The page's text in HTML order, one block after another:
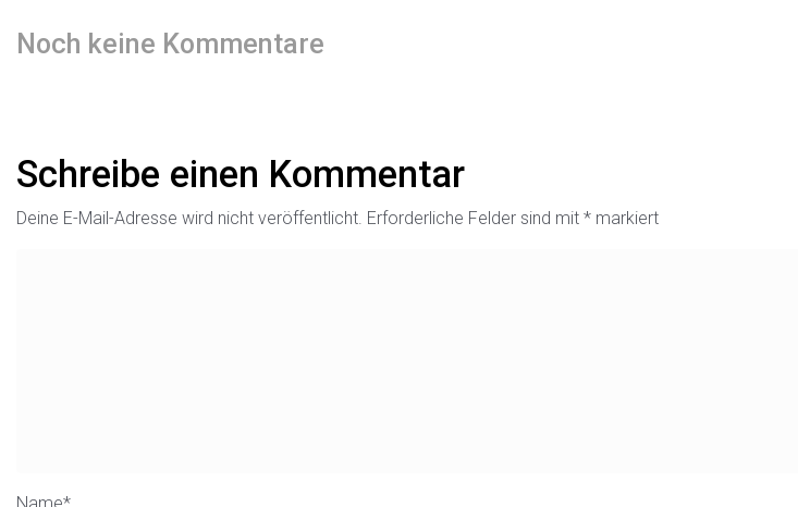
Noch keine Kommentare
Schreibe einen Kommentar
Deine E-Mail-Adresse wird nicht veröffentlicht. Erforderliche Felder sind mit * markiert